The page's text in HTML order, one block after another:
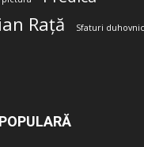
Rață Sfaturi